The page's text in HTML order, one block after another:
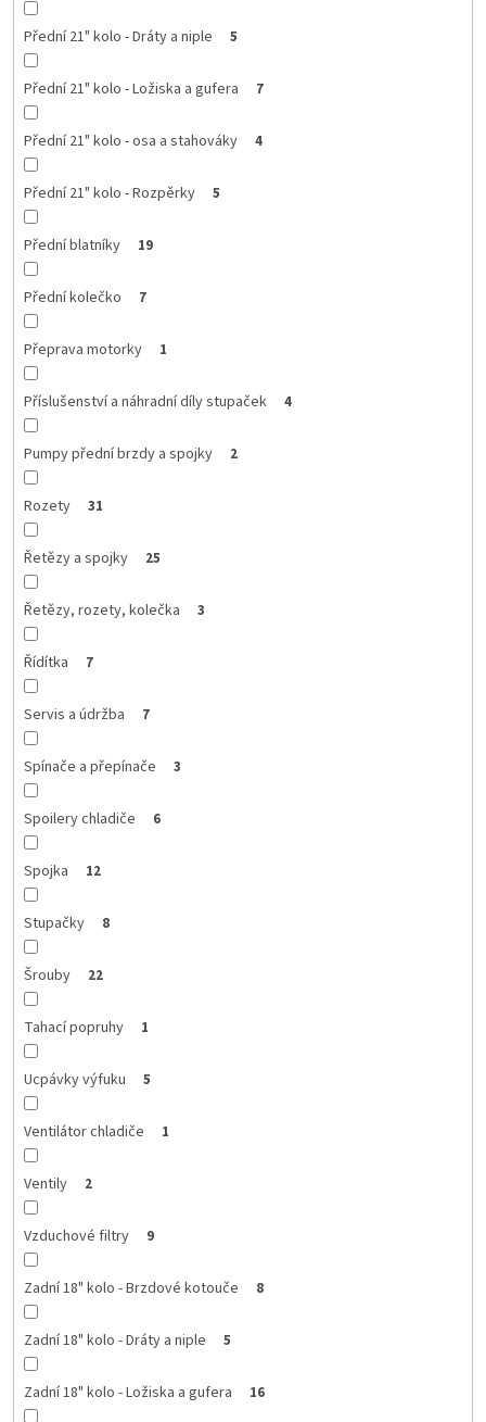
Přední 21" kolo - Dráty a niple 5
Přední 21" kolo - Ložiska a gufera 7
Přední 21" kolo - osa a stahováky 4
Přední 21" kolo - Rozpěrky 5
Přední blatníky 19
Přední kolečko 7
Přeprava motorky 1
Příslušenství a náhradní díly stupaček 4
Pumpy přední brzdy a spojky 2
Rozety 31
Řetězy a spojky 25
Řetězy, rozety, kolečka 3
Řídítka 7
Servis a údržba 7
Spínače a přepínače 3
Spoilery chladiče 6
Spojka 12
Stupačky 8
Šrouby 22
Tahací popruhy 1
Ucpávky výfuku 5
Ventilátor chladiče 1
Ventily 2
Vzduchové filtry 9
Zadní 18" kolo - Brzdové kotouče 8
Zadní 18" kolo - Dráty a niple 5
Zadní 18" kolo - Ložiska a gufera 16